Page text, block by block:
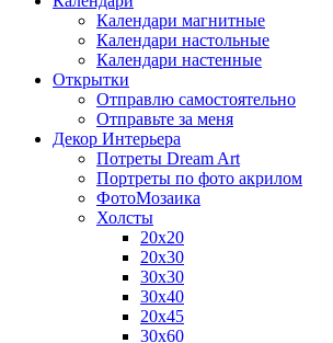
Календари магнитные
Календари настольные
Календари настенные
Открытки
Отправлю самостоятельно
Отправьте за меня
Декор Интерьера
Потреты Dream Art
Портреты по фото акрилом
ФотоМозаика
Холсты
20х20
20х30
30х30
30х40
20х45
30х60